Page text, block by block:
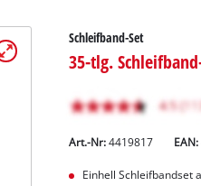
Schleifband-Set
35-tlg.
Art.-Nr:4419817 EAN:
Einhell Schleifbandset